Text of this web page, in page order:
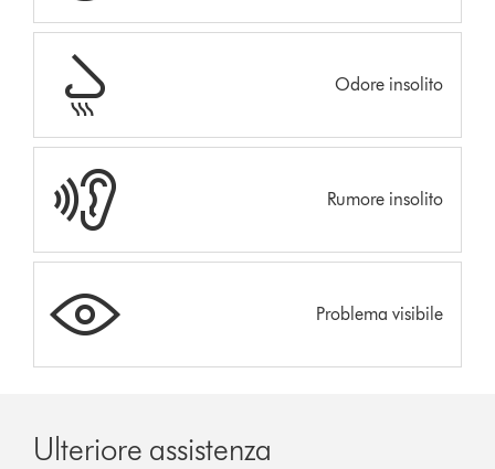
Odore insolito
Rumore insolito
Problema visibile
Ulteriore assistenza